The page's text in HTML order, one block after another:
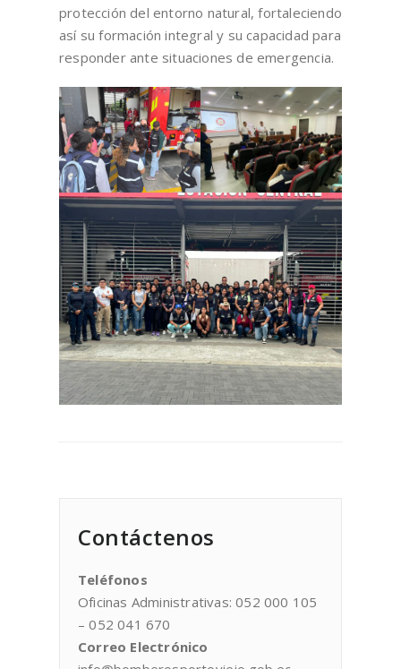
protección del entorno natural, fortaleciendo
así su formación integral y su capacidad para
responder ante situaciones de emergencia.
Contáctenos
Teléfonos
Oficinas Administrativas: 052 000 105
– 052 041 670
Correo Electrónico